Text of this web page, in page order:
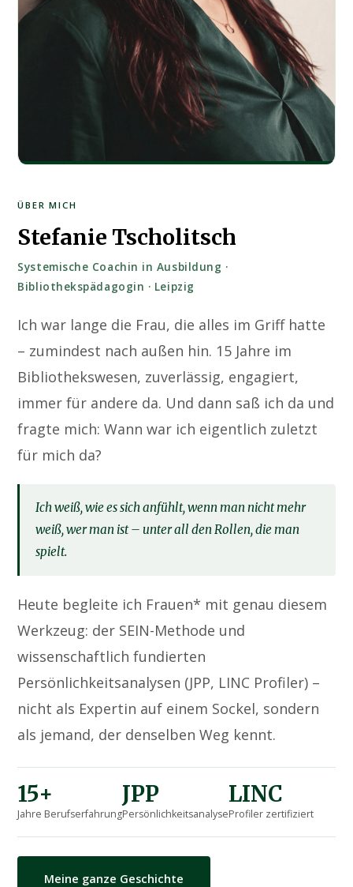
ÜBER MICH
Stefanie Tscholitsch
Systemische Coachin in Ausbildung ·
Bibliothekspädagogin · Leipzig
Ich war lange die Frau, die alles im Griff hatte
– zumindest nach außen hin. 15 Jahre im
Bibliothekswesen, zuverlässig, engagiert,
immer für andere da. Und dann saß ich da und
fragte mich: Wann war ich eigentlich zuletzt
für mich da?
Ich weiß, wie es sich anfühlt, wenn man nicht mehr
weiß, wer man ist – unter all den Rollen, die man
spielt.
Heute begleite ich Frauen* mit genau diesem
Werkzeug: der SEIN-Methode und
wissenschaftlich fundierten
Persönlichkeitsanalysen (JPP, LINC Profiler) –
nicht als Expertin auf einem Sockel, sondern
als jemand, der denselben Weg kennt.
15+
Jahre Berufserfahrung
JPP
Persönlichkeitsanalyse
LINC
Profiler zertifiziert
Meine ganze Geschichte